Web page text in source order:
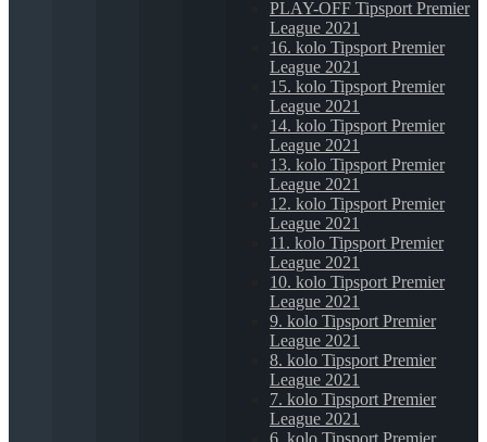
PLAY-OFF Tipsport Premier
League 2021
16. kolo Tipsport Premier
League 2021
15. kolo Tipsport Premier
League 2021
14. kolo Tipsport Premier
League 2021
13. kolo Tipsport Premier
League 2021
12. kolo Tipsport Premier
League 2021
11. kolo Tipsport Premier
League 2021
10. kolo Tipsport Premier
League 2021
9. kolo Tipsport Premier
League 2021
8. kolo Tipsport Premier
League 2021
7. kolo Tipsport Premier
League 2021
6. kolo Tipsport Premier